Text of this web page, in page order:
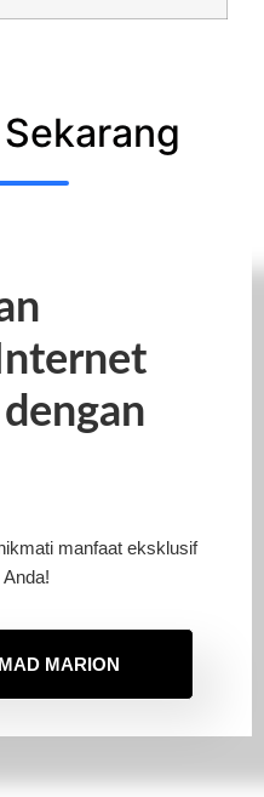
manfaat eksklusif
MARION